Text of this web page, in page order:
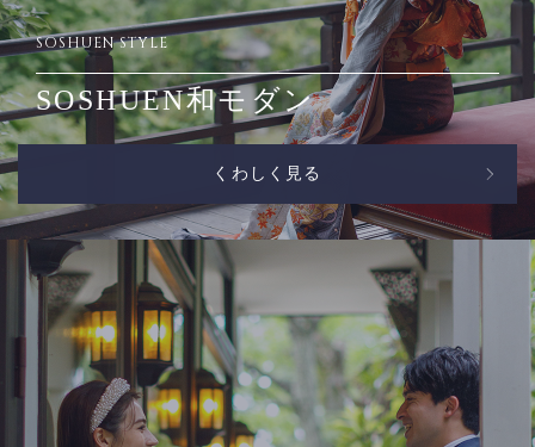
SOSHUEN STYLE
SOSHUEN和モダン
くわしく見る